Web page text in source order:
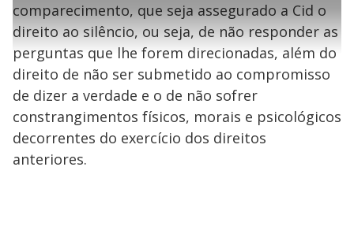
l
a
y
0
e
g
n
d
s
1
0
e
u
n
o
M
u
d
o
2
% e
n
a
comparecimento, que seja assegurado a Cid o
direito ao silêncio, ou seja, de não responder as
perguntas que lhe forem direcionadas, além do
direito de não ser submetido ao compromisso
de dizer a verdade e o de não sofrer
constrangimentos físicos, morais e psicológicos
decorrentes do exercício dos direitos
anteriores.